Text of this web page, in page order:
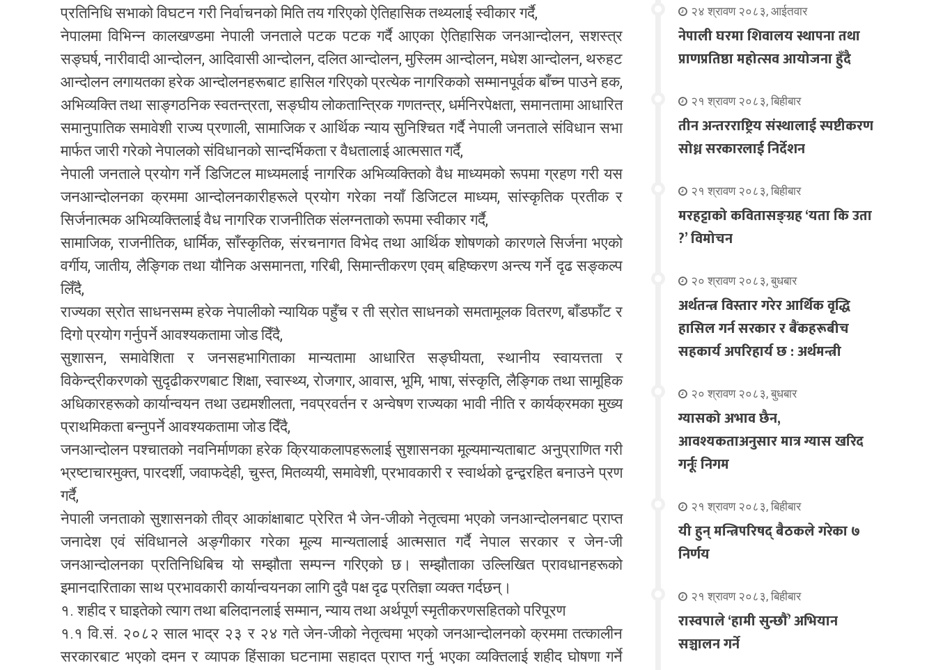
प्रतिनिधि सभाको विघटन गरी निर्वाचनको मिति तय गरिएको ऐतिहासिक तथ्यलाई स्वीकार गर्दै,
नेपालमा विभिन्न कालखण्डमा नेपाली जनताले पटक पटक गर्दै आएका ऐतिहासिक जनआन्दोलन, सशस्त्र
सङ्घर्ष, नारीवादी आन्दोलन, आदिवासी आन्दोलन, दलित आन्दोलन, मुस्लिम आन्दोलन, मधेश आन्दोलन, थरुहट
आन्दोलन लगायतका हरेक आन्दोलनहरूबाट हासिल गरिएको प्रत्येक नागरिकको सम्मानपूर्वक बाँच्न पाउने हक,
अभिव्यक्ति तथा साङ्गठनिक स्वतन्त्रता, सङ्घीय लोकतान्त्रिक गणतन्त्र, धर्मनिरपेक्षता, समानतामा आधारित
समानुपातिक समावेशी राज्य प्रणाली, सामाजिक र आर्थिक न्याय सुनिश्चित गर्दै नेपाली जनताले संविधान सभा
मार्फत जारी गरेको नेपालको संविधानको सान्दर्भिकता र वैधतालाई आत्मसात गर्दै,
नेपाली जनताले प्रयोग गर्ने डिजिटल माध्यमलाई नागरिक अभिव्यक्तिको वैध माध्यमको रूपमा ग्रहण गरी यस
जनआन्दोलनका क्रममा आन्दोलनकारीहरूले प्रयोग गरेका नयाँ डिजिटल माध्यम, सांस्कृतिक प्रतीक र
सिर्जनात्मक अभिव्यक्तिलाई वैध नागरिक राजनीतिक संलग्नताको रूपमा स्वीकार गर्दै,
सामाजिक, राजनीतिक, धार्मिक, साँस्कृतिक, संरचनागत विभेद तथा आर्थिक शोषणको कारणले सिर्जना भएको
वर्गीय, जातीय, लैङ्गिक तथा यौनिक असमानता, गरिबी, सिमान्तीकरण एवम्‌ बहिष्करण अन्त्य गर्ने दृढ सङ्कल्प
लिँदै,
राज्यका स्रोत साधनसम्म हरेक नेपालीको न्यायिक पहुँच र ती स्रोत साधनको समतामूलक वितरण, बाँडफाँट र
दिगो प्रयोग गर्नुपर्ने आवश्यकतामा जोड दिँदै,
सुशासन, समावेशिता र जनसहभागिताका मान्यतामा आधारित सङ्घीयता, स्थानीय स्वायत्तता र
विकेन्द्रीकरणको सुदृढीकरणबाट शिक्षा, स्वास्थ्य, रोजगार, आवास, भूमि, भाषा, संस्कृति, लैङ्गिक तथा सामूहिक
अधिकारहरूको कार्यान्वयन तथा उद्यमशीलता, नवप्रवर्तन र अन्वेषण राज्यका भावी नीति र कार्यक्रमका मुख्य
प्राथमिकता बन्नुपर्ने आवश्यकतामा जोड दिँदै,
जनआन्दोलन पश्चातको नवनिर्माणका हरेक क्रियाकलापहरूलाई सुशासनका मूल्यमान्यताबाट अनुप्राणित गरी
भ्रष्टाचारमुक्त, पारदर्शी, जवाफदेही, चुस्त, मितव्ययी, समावेशी, प्रभावकारी र स्वार्थको द्वन्द्वरहित बनाउने प्रण
गर्दै,
नेपाली जनताको सुशासनको तीव्र आकांक्षाबाट प्रेरित भै जेन-जीको नेतृत्वमा भएको जनआन्दोलनबाट प्राप्त
जनादेश एवं संविधानले अङ्गीकार गरेका मूल्य मान्यतालाई आत्मसात गर्दै नेपाल सरकार र जेन-जी
जनआन्दोलनका प्रतिनिधिबिच यो सम्झौता सम्पन्न गरिएको छ। सम्झौताका उल्लिखित प्रावधानहरूको
इमानदारिताका साथ प्रभावकारी कार्यान्वयनका लागि दुवै पक्ष दृढ प्रतिज्ञा व्यक्त गर्दछन्।
१. शहीद र घाइतेको त्याग तथा बलिदानलाई सम्मान, न्याय तथा अर्थपूर्ण स्मृतीकरणसहितको परिपूरण
१.१ वि.सं. २०८२ साल भाद्र २३ र २४ गते जेन-जीको नेतृत्वमा भएको जनआन्दोलनको क्रममा तत्कालीन
सरकारबाट भएको दमन र व्यापक हिंसाका घटनामा सहादत प्राप्त गर्नु भएका व्यक्तिलाई शहीद घोषणा गर्ने
२४ श्रावण २०८३, आईतवार
नेपाली घरमा शिवालय स्थापना तथा
प्राणप्रतिष्ठा महोत्सव आयोजना हुँदै
२१ श्रावण २०८३, बिहीबार
तीन अन्तरराष्ट्रिय संस्थालाई स्पष्टीकरण
सोध्न सरकारलाई निर्देशन
२१ श्रावण २०८३, बिहीबार
मरहट्टाको कवितासङ्ग्रह ‘यता कि उता
?’ विमोचन
२० श्रावण २०८३, बुधबार
अर्थतन्त्र विस्तार गरेर आर्थिक वृद्धि
हासिल गर्न सरकार र बैंकहरूबीच
सहकार्य अपरिहार्य छ : अर्थमन्त्री
२० श्रावण २०८३, बुधबार
ग्यासको अभाव छैन,
आवश्यकताअनुसार मात्र ग्यास खरिद
गर्नूः निगम
२१ श्रावण २०८३, बिहीबार
यी हुन् मन्त्रिपरिषद् बैठकले गरेका ७
निर्णय
२१ श्रावण २०८३, बिहीबार
रास्वपाले ‘हामी सुन्छौँ’ अभियान
सञ्चालन गर्ने